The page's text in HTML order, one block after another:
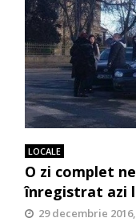
LOCALE
O zi complet
înregistrat azi
29 decembrie